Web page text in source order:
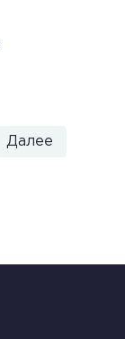
Далее